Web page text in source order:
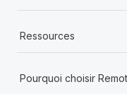
Ressources
Pourquoi choisir